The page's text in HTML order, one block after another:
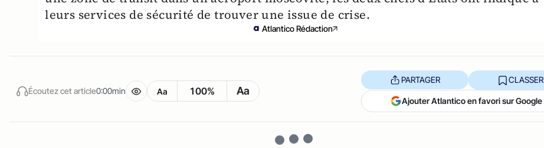
leurs services de sécurité de trouver une issue de crise.
Atlantico Rédaction
Écoutez cet article0:00min Aa 100% Aa
PARTAGER CLASSER
Ajouter Atlantico en favori sur Google